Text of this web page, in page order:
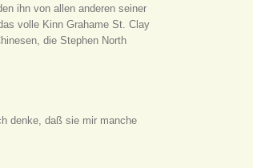
ihn von allen anderen seiner
volle Kinn Grahame St. Clay
die Stephen North
denke, daß sie mir manche